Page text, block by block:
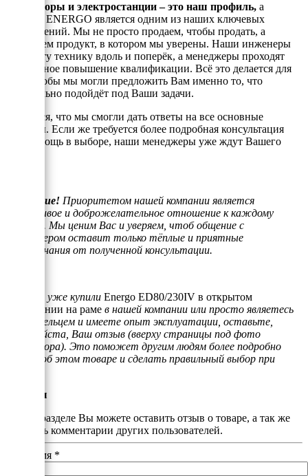
Генераторы и электростанции – это наш профиль, а
техника ENERGO является одним из наших ключевых
направлений. Мы не просто продаем, чтобы продать, а
реализуем продукт, в котором мы уверены. Наши инженеры
знают эту технику вдоль и поперёк, а менеджеры проходят
постоянное повышение квалификации. Всё это делается для
того, чтобы мы могли предложить Вам именно то, что
оптимально подойдёт под Ваши задачи.
Надеемся, что мы смогли дать ответы на все основные
вопросы. Если же требуется более подробная консультация
или помощь в выборе, наши менеджеры уже ждут Вашего
Внимание! Приоритетом нашей компании является
отзывчивое и доброжелательное отношение к каждому
клиенту. Мы ценим Вас и уверяем, чтоб общение с
менеджером оставит только тёплые и приятные
воспоминания от полученной консультации.
Если Вы уже купили Energo ED80/230IV в открытом
исполнении на раме в нашей компании или просто являетесь
его владельцем и имеете опыт эксплуатации, оставьте,
пожалуйста, Ваш отзыв (вверху страницы под фото
генератора). Это поможет другим людям более подробно
узнать об этом товаре и сделать правильный выбор при
Отзывы
В этом разделе Вы можете оставить отзыв о товаре, а так же
почитать комментарии других пользователей.
Ваше имя *